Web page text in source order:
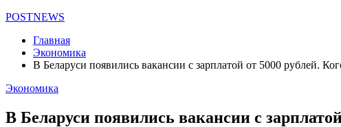
POSTNEWS
Главная
Экономика
В Беларуси появились вакансии с зарплатой от 5000 рублей.
Экономика
В Беларуси появились вакансии с